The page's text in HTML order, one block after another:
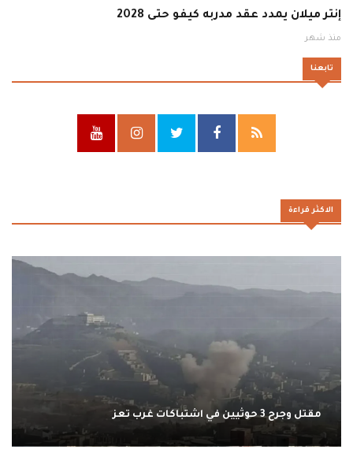
إنتر ميلان يمدد عقد مدربه كيفو حتى 2028
منذ شهر
تابعنا
الاكثر قراءة
مقتل وجرح 3 حوثيين في اشتباكات غرب تعز